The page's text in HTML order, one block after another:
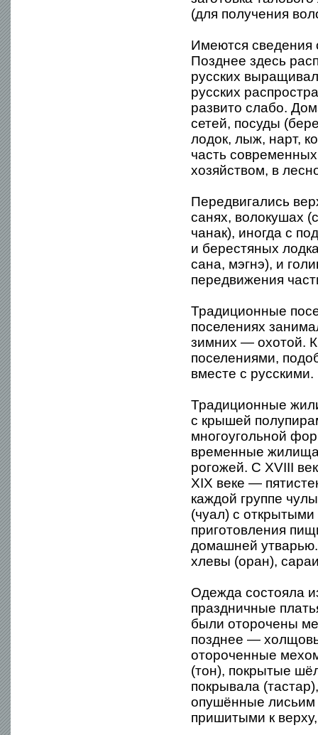
(для получения
Имеются сведения
Позднее здесь
русских
русских
развито слабо.
сетей, посуды
лодок, лыж, нарт,
часть
хозяйством, в
Передвигались
санях, волокушах
чанак), иногда с
и берестяных
сана, мэгнэ), и
передвижения
Традиционные
поселениях
зимних — охотой.
поселениями,
вместе с
Традиционные
с крышей
многоугольной
временные
рогожей. С XVIII
XIX веке —
каждой группе
(чуал) с открытыми
приготовления
домашней
хлевы (оран),
Одежда состояла
праздничные
были оторочены
позднее —
отороченные
(тон), покрытые
покрывала
опушённые
пришитыми к